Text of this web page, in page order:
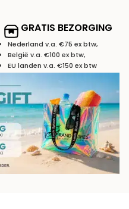
GRATIS BEZORGING
Nederland v.a. €75 ex btw,
België v.a. €100 ex btw,
EU landen v.a. €150 ex btw